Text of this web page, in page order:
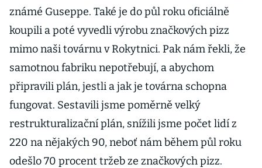
známé Guseppe. Také je do půl roku oficiálně
koupili a poté vyvedli výrobu značkových pizz
mimo naši továrnu v Rokytnici. Pak nám řekli, že
samotnou fabriku nepotřebují, a abychom
připravili plán, jestli a jak je továrna schopna
fungovat. Sestavili jsme poměrně velký
restrukturalizační plán, snížili jsme počet lidí z
220 na nějakých 90, neboť nám během půl roku
odešlo 70 procent tržeb ze značkových pizz.